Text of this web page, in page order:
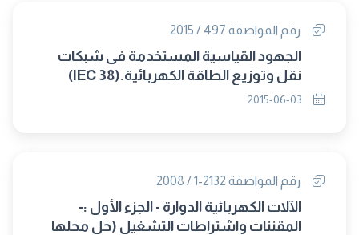
رقم المواصفة 497 / 2015
الجهود القياسية المستخدمة فى شبكات
نقل وتوزيع الطاقة الكهربائية.(IEC 38)
رقم المواصفة 2132-1 / 2008
الآلات الكهربائية الدوارة - الجزء الأول :-
المقننات واشتراطات التشغيل (حل محلها